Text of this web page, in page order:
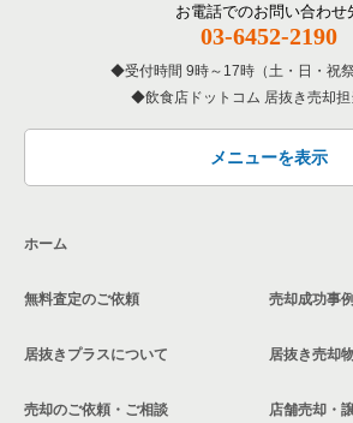
東京23区の鉄板焼き・お好み焼の居抜き売
東京23区のアジア料理の居抜き売却物件の
東京23区のカフェの居抜き売却物件の案件一
東京23区のお弁当・惣菜・デリの居抜き売
東京23区のカラオケ・パブ・スナックの居
中央区の焼肉の居抜き売却物件の案件一覧
中央区の鉄板焼き・お好み焼の居抜き売却
中央区のアジア料理の居抜き売却物件の案件
中央区のお弁当・惣菜・デリの居抜き売却物
中央区のカラオケ・パブ・スナックの居抜き
人形町駅の焼肉の居抜き売却物件の案件一覧
人形町駅の鉄板焼き・お好み焼の居抜き売
人形町駅のアジア料理の居抜き売却物件の案
人形町駅の居酒屋・ダイニングバーの居抜き
お電話でのお問い合わせ
03-6452-2190
受付時間 9時～17時（土・日・祝祭
飲食店ドットコム 居抜き売却
メニューを表示
ホーム
無料査定のご依頼
居抜きプラスについて
売却のご依頼・ご相談
売却成功事
居抜き売却
店舗売却・